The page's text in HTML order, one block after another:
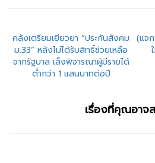
แนะแนว
เรื่อง
คลังเตรียมเยียวยา “ประกันสังคม
ม.33” หลังไม่ได้รับสิทธิ์ช่วยเหลือ
จากรัฐบาล เล็งพิจารณาผู้มีรายได้
ต่ำกว่า 1 แสนบาทต่อปี
(แจ
เรื่องที่คุณอาจ